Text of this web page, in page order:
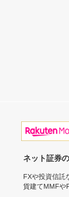
ネット証券
FXや投資信託
貨建てMMFや